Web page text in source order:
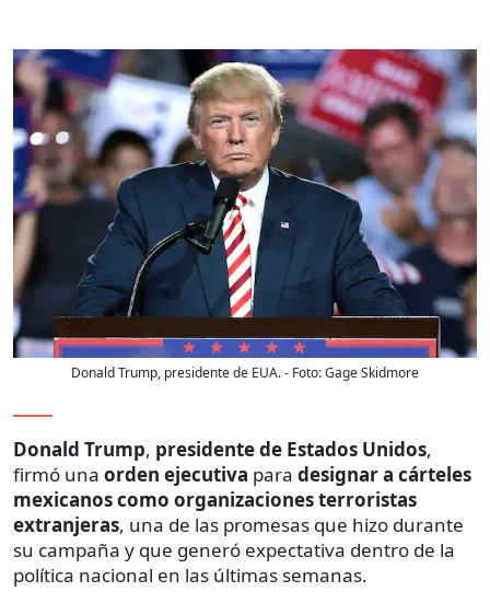
Donald Trump, presidente de EUA.- Foto:Gage Skidmore
Donald Trump, presidente de Estados Unidos,
firmó una orden ejecutiva para designar a cárteles
mexicanos como organizaciones terroristas
extranjeras, una de las promesas que hizo durante
su campaña y que generó expectativa dentro de la
política nacional en las últimas semanas.